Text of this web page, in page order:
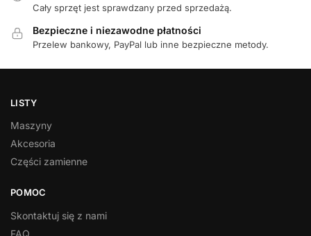
Cały sprzęt jest sprawdzany przed sprzedażą.
Bezpieczne i niezawodne płatności
Przelew bankowy, PayPal lub inne bezpieczne metody.
LISTY
Maszyny
Akcesoria
Części zamienne
POMOC
Skontaktuj się z nami
FAQ